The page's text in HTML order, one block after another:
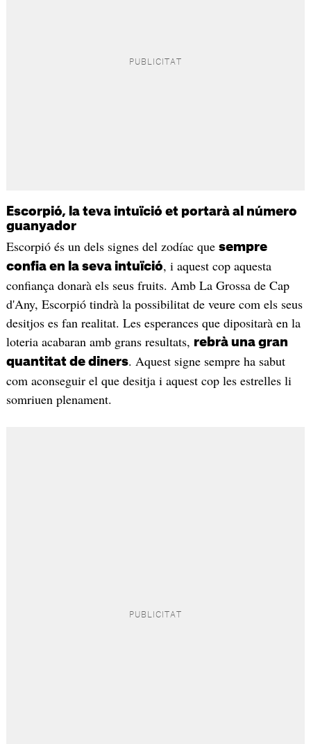
Escorpió, la teva intuïció et portarà al número
guanyador
Escorpió és un dels signes del zodíac que sempre
confia en la seva intuïció, i aquest cop aquesta
confiança donarà els seus fruits. Amb La Grossa de Cap
d'Any, Escorpió tindrà la possibilitat de veure com els seus
desitjos es fan realitat. Les esperances que dipositarà en la
loteria acabaran amb grans resultats, rebrà una gran
quantitat de diners. Aquest signe sempre ha sabut
com aconseguir el que desitja i aquest cop les estrelles li
somriuen plenament.